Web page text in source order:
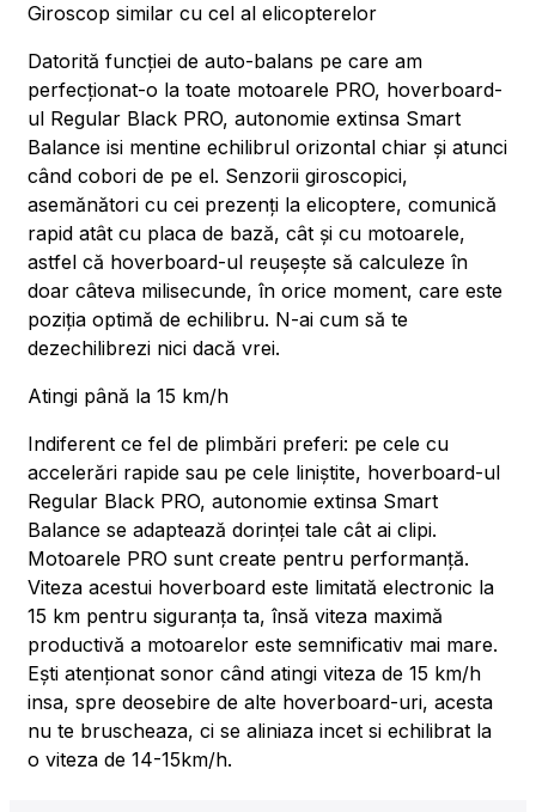
Giroscop similar cu cel al elicopterelor
Datorită funcției de auto-balans pe care am
perfecționat-o la toate motoarele PRO, hoverboard-
ul Regular Black PRO, autonomie extinsa Smart
Balance isi mentine echilibrul orizontal chiar și atunci
când cobori de pe el. Senzorii giroscopici,
asemănători cu cei prezenți la elicoptere, comunică
rapid atât cu placa de bază, cât și cu motoarele,
astfel că hoverboard-ul reușește să calculeze în
doar câteva milisecunde, în orice moment, care este
poziția optimă de echilibru. N-ai cum să te
dezechilibrezi nici dacă vrei.
Atingi până la 15 km/h
Indiferent ce fel de plimbări preferi: pe cele cu
accelerări rapide sau pe cele liniștite, hoverboard-ul
Regular Black PRO, autonomie extinsa Smart
Balance se adaptează dorinței tale cât ai clipi.
Motoarele PRO sunt create pentru performanță.
Viteza acestui hoverboard este limitată electronic la
15 km pentru siguranța ta, însă viteza maximă
productivă a motoarelor este semnificativ mai mare.
Ești atenționat sonor când atingi viteza de 15 km/h
insa, spre deosebire de alte hoverboard-uri, acesta
nu te bruscheaza, ci se aliniaza incet si echilibrat la
o viteza de 14-15km/h.